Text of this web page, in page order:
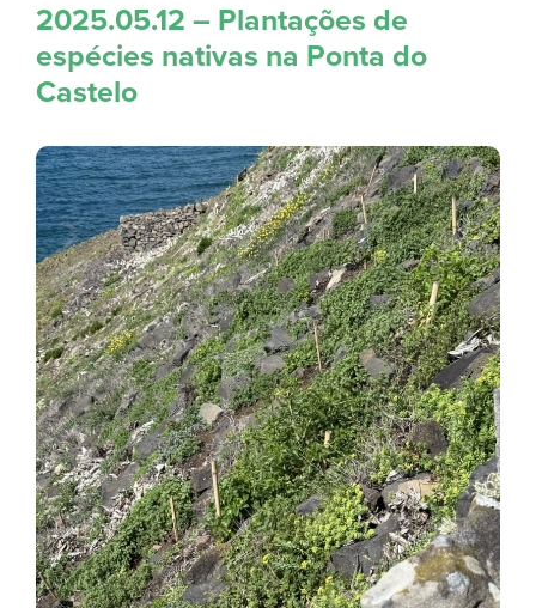
2025.05.12 – Plantações de
espécies nativas na Ponta do
Castelo